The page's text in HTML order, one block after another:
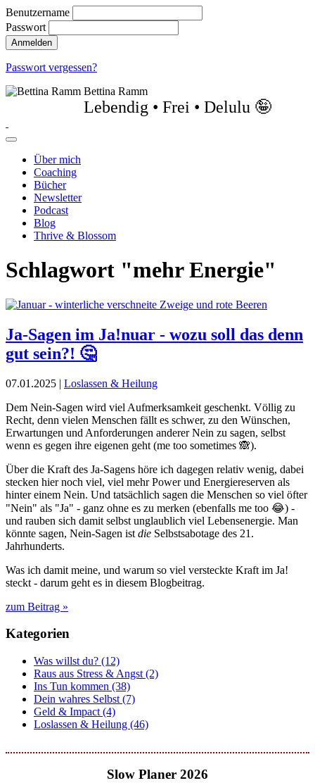
Benutzername
Passwort
Passwort vergessen?
Bettina Ramm
Lebendig • Frei • Delulu 🤪
Über mich
Coaching
Bücher
Newsletter
Podcast
Blog
Thrive & Blossom
Schlagwort "mehr Energie"
Ja-Sagen im Ja!nuar - wozu soll das denn
gut sein?! 🤔
07.01.2025 | Loslassen & Heilung
Dem Nein-Sagen wird viel Aufmerksamkeit geschenkt. Völlig zu
Recht, denn vielen Menschen fällt es schwer, zu den Wünschen,
Erwartungen und Anforderungen anderer Nein zu sagen, selbst
wenn es gegen ihre eigenen geht (me too sometimes 🙈).
Über die Kraft des Ja-Sagens höre ich dagegen relativ wenig, dabei
stecken hier noch viel, viel mehr Power und Energiereserven als
hinter einem Nein. Und tatsächlich sagen die Menschen so viel öfter
"Nein" als "Ja" - ganz ohne es zu merken (ebenfalls me too 😂) -
und rauben sich damit selbst unglaublich viel Lebensenergie. Man
könnte sagen, Nein-Sagen ist die Selbstsabotage des 21.
Jahrhunderts.
Was ich damit meine, und warum so viel versteckte Kraft im Ja!
steckt - darum geht es in diesem Blogbeitrag.
zum Beitrag »
Kategorien
Was willst du? (12)
Raus aus Stress & Angst (2)
Ins Tun kommen (38)
Dein wahres Selbst (7)
Geld & Impact (4)
Loslassen & Heilung (46)
Slow Planer 2026